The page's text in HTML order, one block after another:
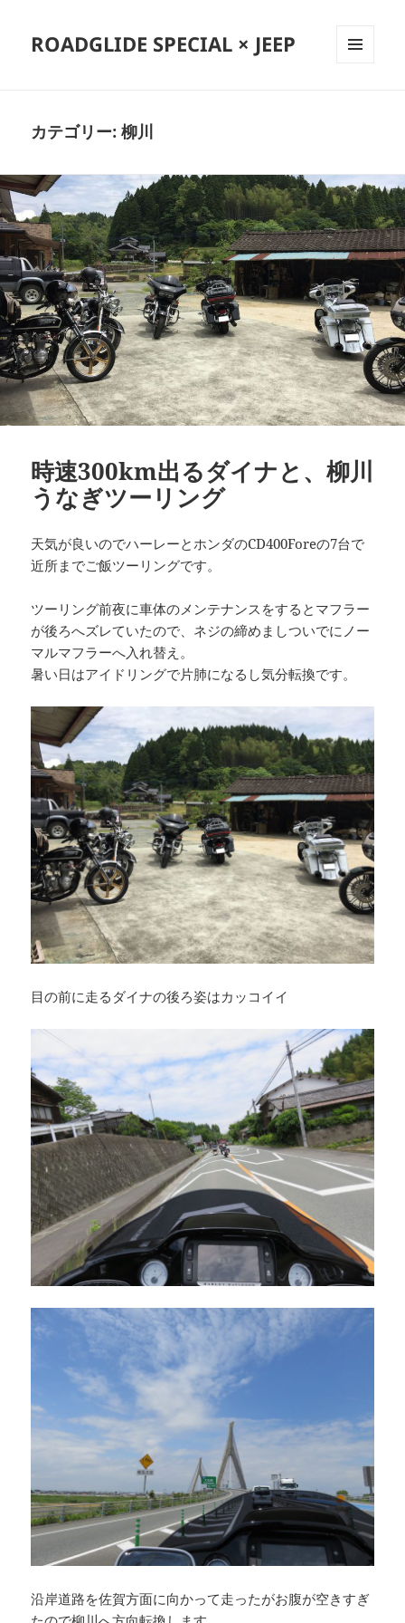
ROADGLIDE SPECIAL × JEEP
カテゴリー:柳川
時速300km出るダイナと、柳川
うなぎツーリング
天気が良いのでハーレーとホンダのCD400Foreの7台で
近所までご飯ツーリングです。
ツーリング前夜に車体のメンテナンスをするとマフラー
が後ろへズレていたので、ネジの締めましついでにノー
マルマフラーへ入れ替え。
暑い日はアイドリングで片肺になるし気分転換です。
目の前に走るダイナの後ろ姿はカッコイイ
沿岸道路を佐賀方面に向かって走ったがお腹が空きすぎ